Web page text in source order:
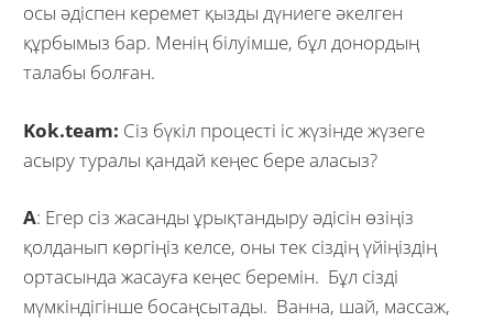
осы әдіспен керемет қызды дүниеге әкелген
құрбымыз бар. Менің білуімше, бұл донордың
талабы болған.
Kok.team: Сіз бүкіл процесті іс жүзінде жүзеге
асыру туралы қандай кеңес бере аласыз?
А: Егер сіз жасанды ұрықтандыру әдісін өзіңіз
қолданып көргіңіз келсе, оны тек сіздің үйіңіздің
ортасында жасауға кеңес беремін. Бұл сізді
мүмкіндігінше босаңсытады. Ванна, шай, массаж,